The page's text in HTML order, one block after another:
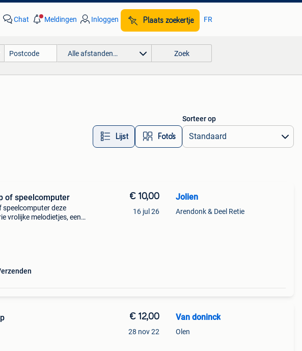
Chat Meldingen Inloggen Plaats zoekertje FR
Alle afstanden… Zoek
Lijst Foto’s
Sorteer op
of speelcomputer
deze
vrolijke melodietjes, een
€ 10,00
16 jul 26
Jolien
Arendonk & Deel Retie
€ 12,00
28 nov 22
Van doninck
Olen